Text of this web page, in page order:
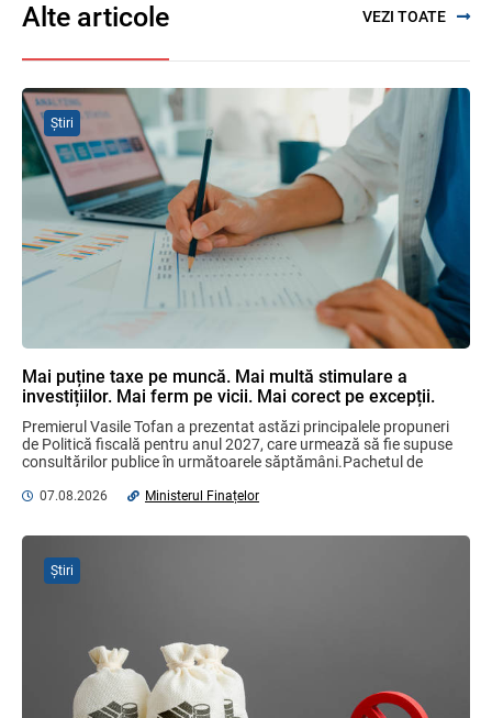
Modificările la SNC și la Planul general de
Garanția financiară pentru refacerea
mediului la exploatarea resurselor
minerale
04.08.2026
Domenii supuse controalelor fiscale
operative în luna august 2026
Serviciul Fiscal de Stat
Sa definitivat proiectul de reformare
integrală a Titlului IV - accize armonizate
cu legislația UE
03.08.2026
Plafonul operațiunilor valutare de capital
fără autorizarea BNM va crește
06.08.2026
Alte articole VEZI TOATE
Mai puține taxe pe muncă. Mai multă stimulare a
investițiilor. Mai ferm pe vicii. Mai corect pe excepții.
Premierul Vasile Tofan a prezentat astăzi principalele propuneri
de Politică fiscală pentru anul 2027, care urmează să fie supuse
consultărilor publice în următoarele săptămâni.Pachetul de
07.08.2026 Ministerul Finațelor
Știri
Știri